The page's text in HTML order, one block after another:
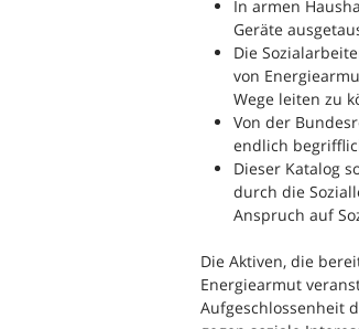
In armen
Geräte
Die
von
Wege leiten zu
Von der
endlich
Dieser Katalog
durch die
Anspruch auf
Die Aktiven, die
Energiearmut
Aufgeschlossenheit